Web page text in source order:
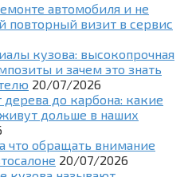
автомобиля и не
повторный визит в сервис
кузова: высокопрочная
и зачем это знать
20/07/2026
дерева до карбона: какие
дольше в наших
что обращать внимание
20/07/2026